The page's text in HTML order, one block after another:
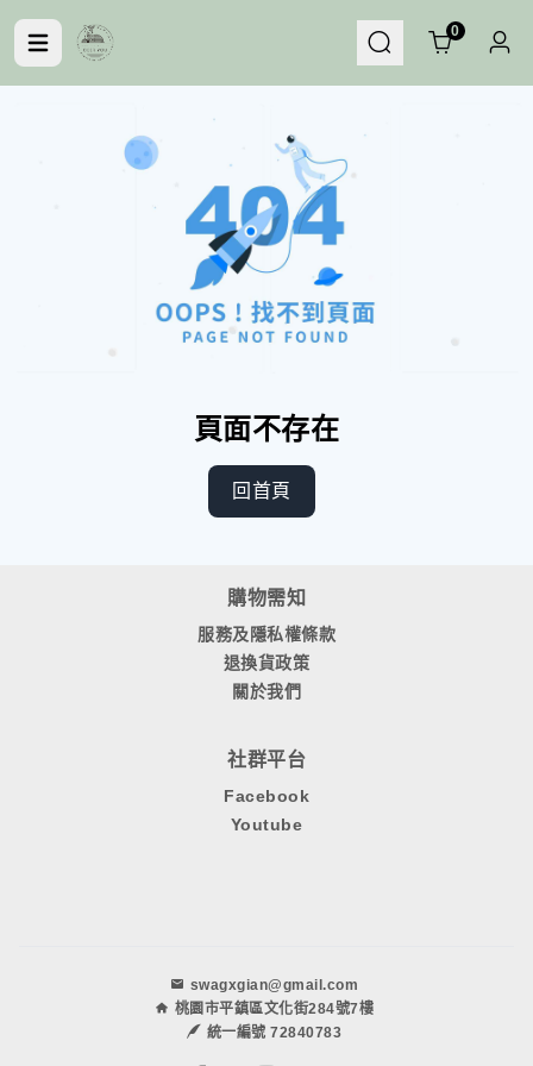
Cart0
頁面不存在
回首頁
購物需知
服務及隱私權條款
退換貨政策
關於我們
社群平台
Facebook
Youtube
swagxgian@gmail.com
桃園市平鎮區文化街284號7樓
統一編號 72840783